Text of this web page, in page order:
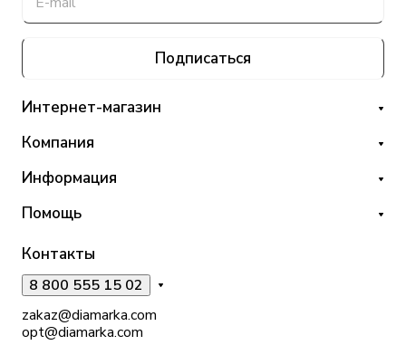
Подписаться
Интернет-магазин
Компания
Информация
Помощь
Контакты
8 800 555 15 02
zakaz@diamarka.com
opt@diamarka.com